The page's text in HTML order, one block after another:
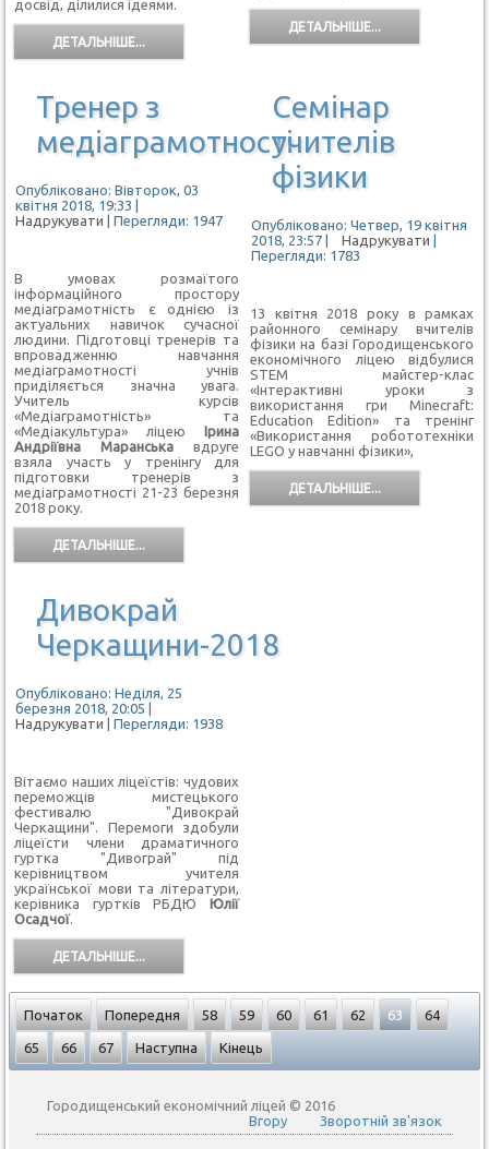
досвід, ділилися ідеями.
ДЕТАЛЬНІШЕ...
ДЕТАЛЬНІШЕ...
Тренер з
медіаграмотності
Опубліковано: Вівторок, 03
квітня 2018, 19:33
Надрукувати
| Перегляди: 1947
В умовах розмаїтого
інформаційного простору
медіаграмотність є однією із
актуальних навичок сучасної
людини. Підготовці тренерів та
впровадженню навчання
медіаграмотності учнів
приділяється значна увага.
Учитель курсів
«Медіаграмотність» та
«Медіакультура» ліцею Ірина
Андріївна Маранська вдруге
взяла участь у тренінгу для
підготовки тренерів з
медіаграмотності 21-23 березня
2018 року.
ДЕТАЛЬНІШЕ...
Семінар
учителів
фізики
Опубліковано: Четвер, 19 квітня
2018, 23:57| Надрукувати
Перегляди: 1783
13 квітня 2018 року в рамках
районного семінару вчителів
фізики на базі Городищенського
економічного ліцею відбулися
STEM майстер-клас
«Інтерактивні уроки з
використання гри Minecraft:
Education Edition» та тренінг
«Використання робототехніки
LEGO у навчанні фізики»,
ДЕТАЛЬНІШЕ...
Дивокрай
Черкащини-2018
Опубліковано: Неділя, 25
березня 2018, 20:05
Надрукувати
| Перегляди: 1938
Вітаємо наших ліцеїстів: чудових
переможців мистецького
фестивалю "Дивокрай
Черкащини". Перемоги здобули
ліцеїсти члени драматичного
гуртка "Дивограй" під
керівництвом учителя
української мови та літератури,
керівника гуртків РБДЮ Юлії
Осадчої.
ДЕТАЛЬНІШЕ...
Початок Попередня 58 59 60 61 62 63 64
65 66 67 Наступна Кінець
Городищенський економічний ліцей © 2016
Вгору
Зворотній зв'язок